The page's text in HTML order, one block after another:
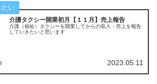
介護タクシー開業初月【１１月】売上報告
介護（福祉）タクシーを開業してからの収入・売上を報告
していきたいと思います
2023.05.11